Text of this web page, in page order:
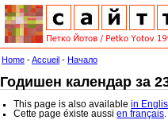
Home -Accueil - Начало
Годишен календар за
This page is also availablein
Cette page éxiste aussien français